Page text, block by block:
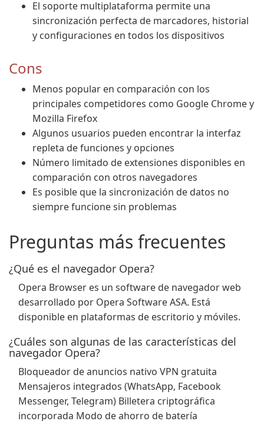
El soporte multiplataforma permite una
sincronización perfecta de marcadores, historial
y configuraciones en todos los dispositivos
Cons
Menos popular en comparación con los
principales competidores como Google Chrome y
Mozilla Firefox
Algunos usuarios pueden encontrar la interfaz
repleta de funciones y opciones
Número limitado de extensiones disponibles en
comparación con otros navegadores
Es posible que la sincronización de datos no
siempre funcione sin problemas
Preguntas más frecuentes
¿Qué es el navegador Opera?
Opera Browser es un software de navegador web
desarrollado por Opera Software ASA. Está
disponible en plataformas de escritorio y móviles.
¿Cuáles son algunas de las características del
navegador Opera?
Bloqueador de anuncios nativo VPN gratuita
Mensajeros integrados (WhatsApp, Facebook
Messenger, Telegram) Billetera criptográfica
incorporada Modo de ahorro de batería